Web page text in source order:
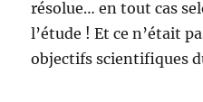
résolue… en tout cas
l’étude ! Et ce n’était
objectifs scientifiques